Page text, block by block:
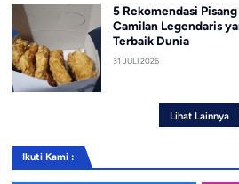
5 Rekomendasi
Camilan Legendaris
Terbaik Dunia
31 JULI 2026
Lihat Lainnya
Ikuti Kami :